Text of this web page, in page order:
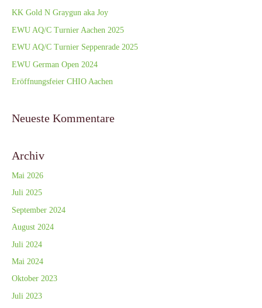
KK Gold N Graygun aka Joy
EWU AQ/C Turnier Aachen 2025
EWU AQ/C Turnier Seppenrade 2025
EWU German Open 2024
Eröffnungsfeier CHIO Aachen
Neueste Kommentare
Archiv
Mai 2026
Juli 2025
September 2024
August 2024
Juli 2024
Mai 2024
Oktober 2023
Juli 2023